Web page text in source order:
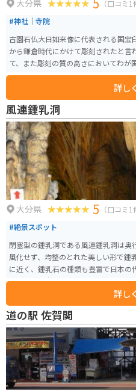
大分県
（口コミ1
#神社｜寺院
古園石仏大日如来像に代表される国
から鎌倉時代にかけて彫刻されたと
て、また彫刻の質の高さにおいてわ
月15日には磨崖仏としては全国初、
詳し
風連鍾乳洞
大分県 5 （口コミ1
#絶景スポット
閉塞型の鍾乳洞である風連鍾乳洞は
風化せず、均整のとれた美しい形で鍾
に近く、鍾乳石の種類も豊富で日本の代
の風景は四次元の世界を感じさせる
がる鍾乳管、「霊妙閣」の無数の石筍
庭」など独特の形をした鍾乳石が広がっています。 洞穴
たれており、夏は涼しくて冬は暖かい
正15年（1926年）2月14日に発見され
窟」として国の天然記念物に指定さ
して保存されています。 駐車場から洞窟センターまでの遊散歩道は四季折々
に色を変える美しい山々に囲まれ、春
美しさを楽しむこともできます。
詳し
道の駅 佐賀関